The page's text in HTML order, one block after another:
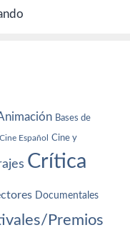
Bases de
Cine Español Cine y
Crítica
Documentales
Premios